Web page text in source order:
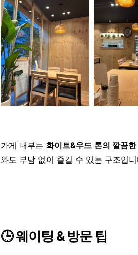
가게 내부는 화이트&우드 톤의 깔끔
와도 부담 없이 즐길 수 있는 구조입
🕒 웨이팅 & 방문 팁